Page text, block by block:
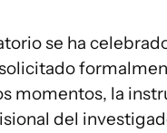
se ha
momentos, la
del